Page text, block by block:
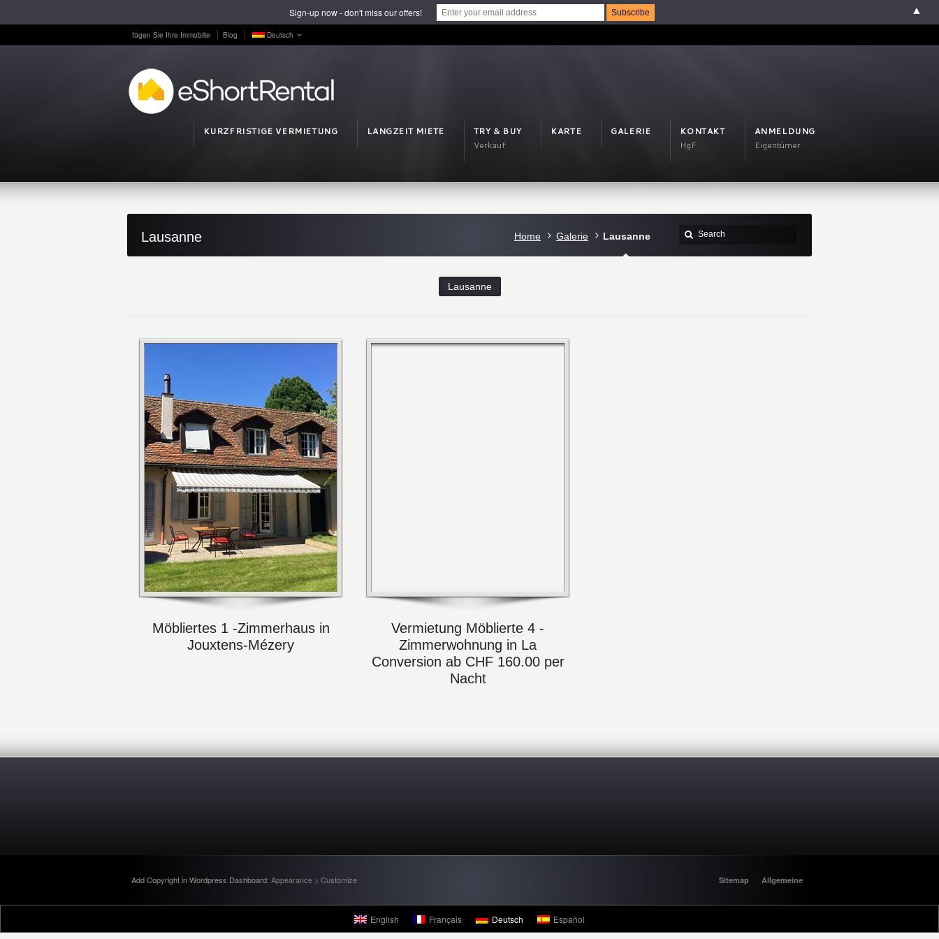
fügen Sie Ihre Immobilie Blog Deutsch
KURZFRISTIGE VERMIETUNG LANGZEIT MIETE
TRY & BUY
Verkauf
KARTE GALERIE
KONTAKT
HgF
ANMELDUNG
Eigentümer
Lausanne Home Galerie Lausanne
Lausanne
Möbliertes 1 -Zimmerhaus in
Jouxtens-Mézery
Vermietung Möblierte 4 -
Zimmerwohnung in La
Conversion ab CHF 160.00 per
Nacht
Add Copyright in Wordpress Dashboard: Appearance > Customize Sitemap Allgemeine
Sign-up now - don't miss our offers! ▲
English Français Deutsch Español